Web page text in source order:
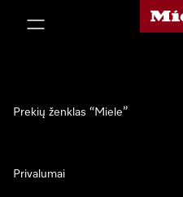
"Miele"
Prekių ženklas “Miele”
Privalumai